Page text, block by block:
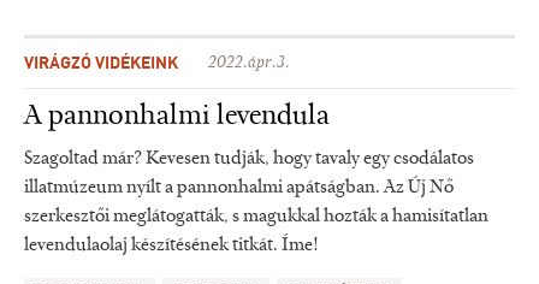
VIRÁGZÓ VIDÉKEINK 2022.ápr.3.
A pannonhalmi levendula
Szagoltad már? Kevesen tudják, hogy tavaly egy csodálatos
illatmúzeum nyílt a pannonhalmi apátságban. Az Új Nő
szerkesztői meglátogatták, s magukkal hozták a hamisítatlan
levendulaolaj készítésének titkát. Íme!